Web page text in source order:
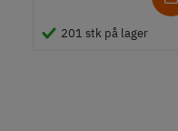
201 stk på lager